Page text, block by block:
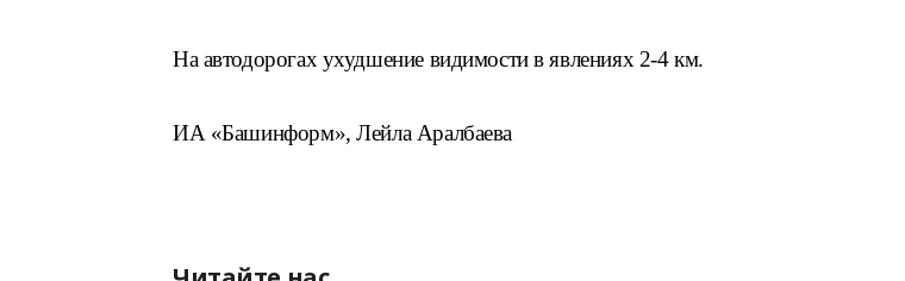
На автодорогах ухудшение видимости в явлениях 2-4 км.
ИА «Башинформ», Лейла Аралбаева